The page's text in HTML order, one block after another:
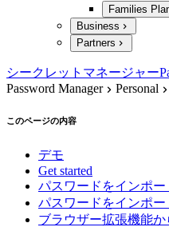
Families
Business
Partners
シークレットマネージャー
Password Manager
Personal
このページの内容
デモ
Get started
パスワードをインポー
パスワードをインポー
ブラウザー拡張機能か